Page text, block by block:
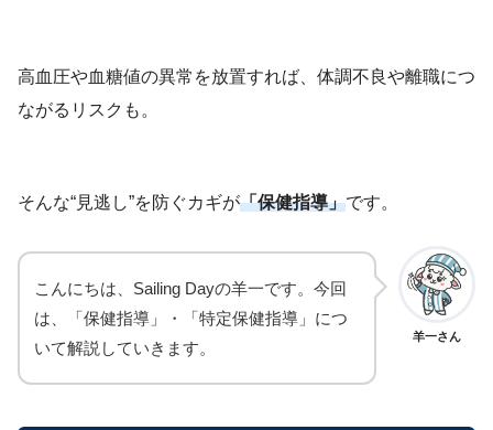
高血圧や血糖値の異常を放置すれば、体調不良や離職につ
ながるリスクも。
そんな“見逃し”を防ぐカギが「保健指導」です。
羊一さん
こんにちは、Sailing Dayの羊一です。今回
は、「保健指導」・「特定保健指導」につ
いて解説していきます。